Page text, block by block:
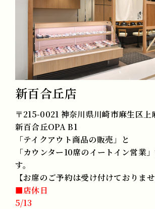
新百合丘店
〒215-0021 神奈川県川崎市麻生区上
新百合丘OPA B1
「テイクアウト商品の販売」と
「カウンター10席のイートイン営業
す。
【お席のご予約は受け付けておりませ
■店休日
5/13